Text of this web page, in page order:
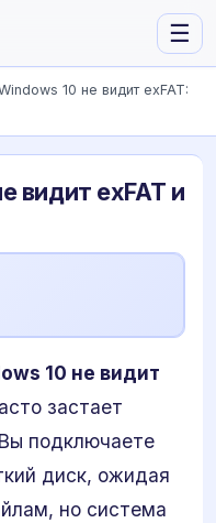
☰
10 не видит exFAT:
видит exFAT и
10 не видит
застает
подключаете
диск, ожидая
но система